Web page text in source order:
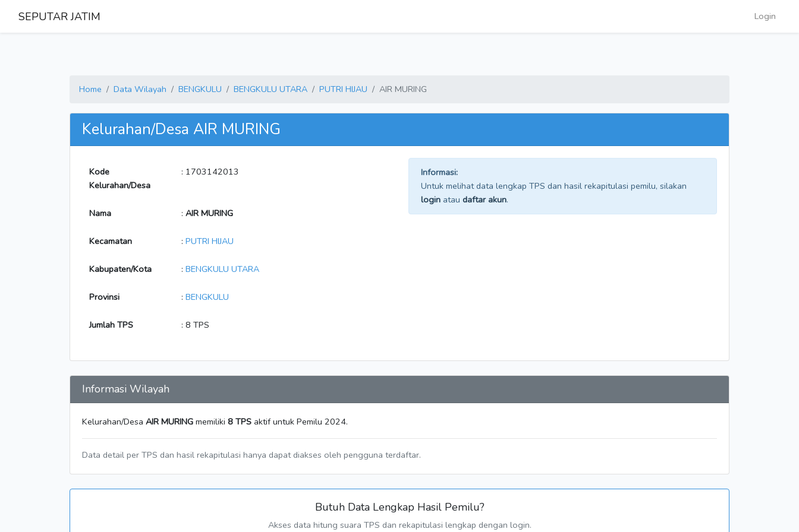
SEPUTAR JATIM Login
Home Data Wilayah BENGKULU BENGKULU UTARA PUTRI HIJAU AIR MURING
Kelurahan/Desa AIR MURING
Kode
Kelurahan/Desa
: 1703142013
Nama : AIR MURING
Kecamatan : PUTRI HIJAU
Kabupaten/Kota : BENGKULU UTARA
Provinsi : BENGKULU
Jumlah TPS : 8 TPS
Informasi:
Untuk melihat data lengkap TPS dan hasil rekapitulasi pemilu, silakan
login atau daftar akun.
Informasi Wilayah
Kelurahan/Desa AIR MURING memiliki 8 TPS aktif untuk Pemilu 2024.
Data detail per TPS dan hasil rekapitulasi hanya dapat diakses oleh pengguna terdaftar.
Butuh Data Lengkap Hasil Pemilu?
Akses data hitung suara TPS dan rekapitulasi lengkap dengan login.